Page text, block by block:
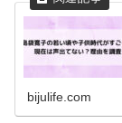
bijulife.com